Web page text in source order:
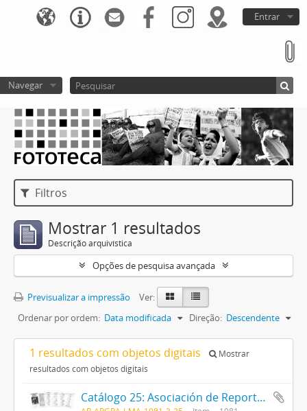
Entrar
Navegar
Filtros
Mostrar 1 resultados
Descrição arquivística
Opções de pesquisa avançada
Previsualizar a impressão
Ver:
Ordenar por ordem: Data modificada Direção: Descendente
1 resultados com objetos digitais
Mostrar
resultados com objetos digitais
Catálogo 25: Asociación de Reporteros Gráficos de la República Argentina